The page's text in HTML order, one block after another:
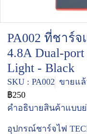
PA002 ที่ชาร์จ
4.8A Dual-
Light - Black
SKU : PA002 ขายแ
฿250
คำอธิบายสินค้าแบบ
อุปกรณ์ชาร์จไฟ